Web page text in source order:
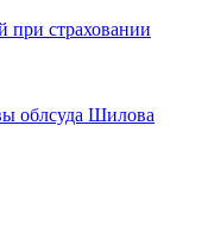
при страховании
облсуда Шилова